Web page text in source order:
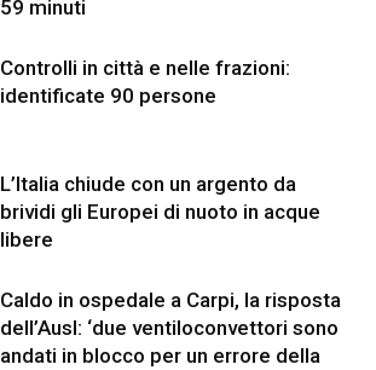
59 minuti
Controlli in città e nelle frazioni:
identificate 90 persone
L’Italia chiude con un argento da
brividi gli Europei di nuoto in acque
libere
Caldo in ospedale a Carpi, la risposta
dell’Ausl: ‘due ventiloconvettori sono
andati in blocco per un errore della